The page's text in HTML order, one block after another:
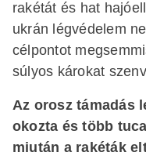
rakétát és hat
ukrán légvédelem
célpontot
súlyos károkat
Az orosz támadás
okozta és több
miután a rakéták